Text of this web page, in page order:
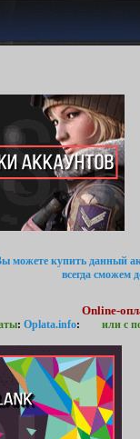
можете купить данный
всегда сможем
Online-
: Oplata.info: или с